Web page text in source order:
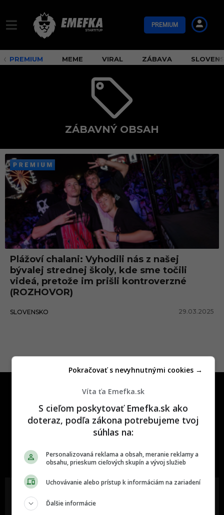
PREMIUM
PREMIUM MEME VIRAL ZÁBAVA
ZÁBAVNÝ OBSAH
z
á
b
v
n
ý
o
b
s
a
Plážoví chalani: Vyhodili nás z našej
bývalej strednej školy, kde sme točili
videá, pretože im prišli kontroverzné
(ROZHOVOR)
SLOVENSKO 29.03.2025
najzabávnejšie miesto na svete
Víta ťa Emefka.sk
S cieľom poskytovať Emefka.sk ako
doteraz, podľa zákona potrebujeme tvoj
súhlas na:
Personalizovaná reklama a obsah, meranie reklamy a
obsahu, prieskum cieľových skupín a vývoj služieb
Uchovávanie alebo prístup k informáciám na zariadení
Ďalšie informácie
Pokračovať s nevyhnutnými cookies →